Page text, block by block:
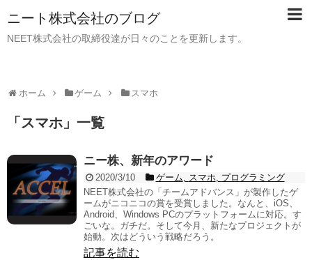
ニート株式会社のブログ
NEET株式会社の取締役達が日々のことを更新します。
ホーム ゲーム スマホ
「 スマホ 」 一覧
ニー株、新年のアワード
2020/3/10 ゲーム, スマホ, プログラミング
NEET株式会社の「チームアドバンス」が製作したゲ
ームがニコニコの賞を受賞しました。なんと、iOS、
Android、Windows PCのプラットフォームに対応。す
ごいな。ガチだ。そして今月、新たなプロジェクトが
始動。次はどういう戦略だろう。
記事を読む